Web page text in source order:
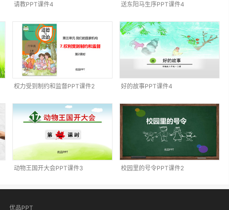
请教PPT课件4 送东阳马生序PPT课件4
权力受到制约和监督PPT课件2 好的故事PPT课件4
动物王国开大会PPT课件3 校园里的号令PPT课件2
优品PPT